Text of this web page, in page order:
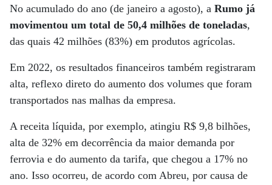
No acumulado do ano (de janeiro a agosto), a Rumo já
movimentou um total de 50,4 milhões de toneladas,
das quais 42 milhões (83%) em produtos agrícolas.
Em 2022, os resultados financeiros também registraram
alta, reflexo direto do aumento dos volumes que foram
transportados nas malhas da empresa.
A receita líquida, por exemplo, atingiu R$ 9,8 bilhões,
alta de 32% em decorrência da maior demanda por
ferrovia e do aumento da tarifa, que chegou a 17% no
ano. Isso ocorreu, de acordo com Abreu, por causa de